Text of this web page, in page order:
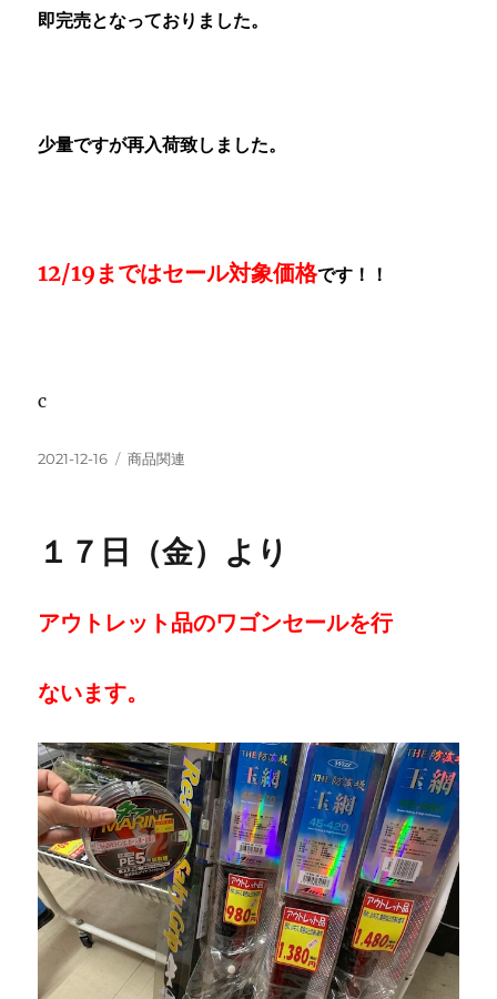
即完売となっておりました。
少量ですが再入荷致しました。
12/19まではセール対象価格です！！
c
投
2021-12-16
カ
商品関連
１７日（金）より
アウトレット品のワゴンセールを行
ないます。